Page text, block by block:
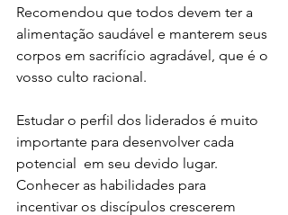
Recomendou que todos devem ter a
alimentação saudável e manterem seus
corpos em sacrifício agradável, que é o
vosso culto racional.
Estudar o perfil dos liderados é muito
importante para desenvolver cada
potencial  em seu devido lugar.
Conhecer as habilidades para
incentivar os discípulos crescerem